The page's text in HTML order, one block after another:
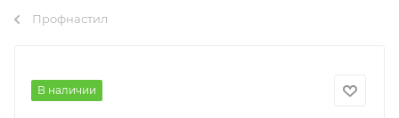
Профнастил
В наличии